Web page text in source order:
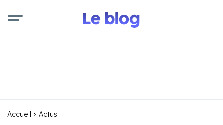
Accueil Actus